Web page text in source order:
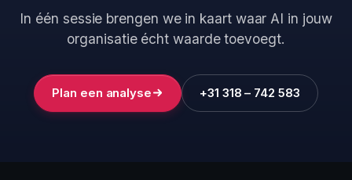
In één sessie brengen we in kaart waar AI in jouw
organisatie écht waarde toevoegt.
Plan een analyse +31 318 – 742 583